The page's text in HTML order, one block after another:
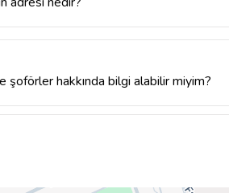
şoförler hakkında bilgi alabilir miyim?
ve güler yüzlü şoför kadrosu ile